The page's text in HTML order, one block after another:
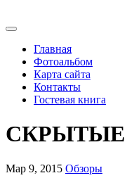
Главная
Фотоальбом
Карта сайта
Контакты
Гостевая книга
Мар 9, 2015 Обзоры